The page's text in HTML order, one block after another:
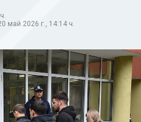
май 2026 г., 14:14 ч.